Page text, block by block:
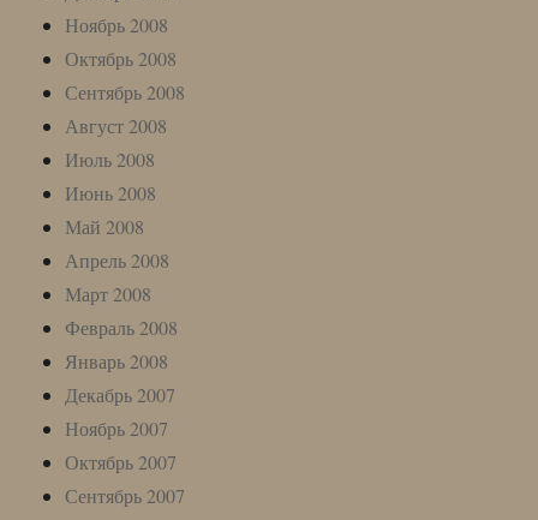
Ноябрь 2008
Октябрь 2008
Сентябрь 2008
Август 2008
Июль 2008
Июнь 2008
Май 2008
Апрель 2008
Март 2008
Февраль 2008
Январь 2008
Декабрь 2007
Ноябрь 2007
Октябрь 2007
Сентябрь 2007